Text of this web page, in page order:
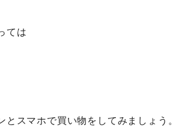
ては
スマホで買い物をしてみましょう。